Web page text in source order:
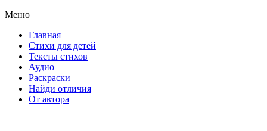
Меню
Главная
Стихи для детей
Тексты стихов
Аудио
Раскраски
Найди отличия
От автора